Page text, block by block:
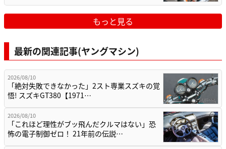
もっと見る
最新の関連記事(ヤングマシン)
2026/08/10
「絶対失敗できなかった」2スト専業スズキの覚
悟! スズキGT380【1971…
2026/08/10
「これほど理性がブッ飛んだクルマはない」恐
怖の電子制御ゼロ！ 21年前の伝説…